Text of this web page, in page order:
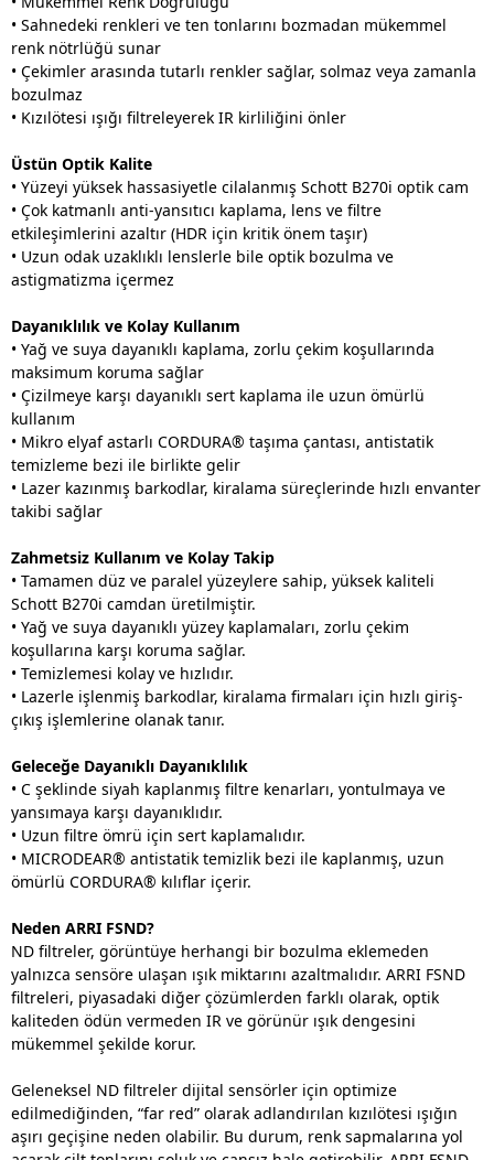
• Sahnedeki renkleri ve ten tonlarını bozmadan mükemmel
renk nötrlüğü sunar
• Çekimler arasında tutarlı renkler sağlar, solmaz veya zamanla
bozulmaz
• Kızılötesi ışığı filtreleyerek IR kirliliğini önler
Üstün Optik Kalite
• Yüzeyi yüksek hassasiyetle cilalanmış Schott B270i optik cam
• Çok katmanlı anti-yansıtıcı kaplama, lens ve filtre
etkileşimlerini azaltır (HDR için kritik önem taşır)
• Uzun odak uzaklıklı lenslerle bile optik bozulma ve
astigmatizma içermez
Dayanıklılık ve Kolay Kullanım
• Yağ ve suya dayanıklı kaplama, zorlu çekim koşullarında
maksimum koruma sağlar
• Çizilmeye karşı dayanıklı sert kaplama ile uzun ömürlü
kullanım
• Mikro elyaf astarlı CORDURA® taşıma çantası, antistatik
temizleme bezi ile birlikte gelir
• Lazer kazınmış barkodlar, kiralama süreçlerinde hızlı envanter
takibi sağlar
Zahmetsiz Kullanım ve Kolay Takip
• Tamamen düz ve paralel yüzeylere sahip, yüksek kaliteli
Schott B270i camdan üretilmiştir.
• Yağ ve suya dayanıklı yüzey kaplamaları, zorlu çekim
koşullarına karşı koruma sağlar.
• Temizlemesi kolay ve hızlıdır.
• Lazerle işlenmiş barkodlar, kiralama firmaları için hızlı giriş-
çıkış işlemlerine olanak tanır.
Geleceğe Dayanıklı Dayanıklılık
• C şeklinde siyah kaplanmış filtre kenarları, yontulmaya ve
yansımaya karşı dayanıklıdır.
• Uzun filtre ömrü için sert kaplamalıdır.
• MICRODEAR® antistatik temizlik bezi ile kaplanmış, uzun
ömürlü CORDURA® kılıflar içerir.
Neden ARRI FSND?
ND filtreler, görüntüye herhangi bir bozulma eklemeden
yalnızca sensöre ulaşan ışık miktarını azaltmalıdır. ARRI FSND
filtreleri, piyasadaki diğer çözümlerden farklı olarak, optik
kaliteden ödün vermeden IR ve görünür ışık dengesini
mükemmel şekilde korur.
Geleneksel ND filtreler dijital sensörler için optimize
edilmediğinden, “far red” olarak adlandırılan kızılötesi ışığın
aşırı geçişine neden olabilir. Bu durum, renk sapmalarına yol